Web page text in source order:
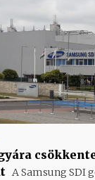
A Samsung SDI